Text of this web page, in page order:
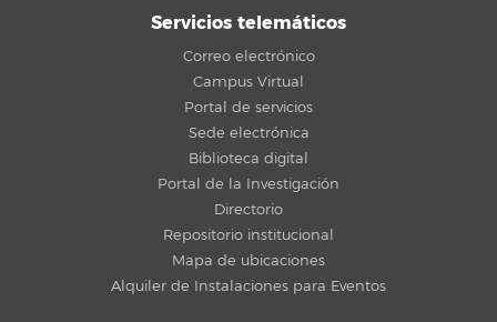
Servicios telemáticos
Correo electrónico
Campus Virtual
Portal de servicios
Sede electrónica
Biblioteca digital
Portal de la Investigación
Directorio
Repositorio institucional
Mapa de ubicaciones
Alquiler de Instalaciones para Eventos